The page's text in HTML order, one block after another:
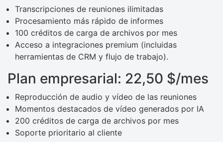
Transcripciones de reuniones ilimitadas
Procesamiento más rápido de informes
100 créditos de carga de archivos por mes
Acceso a integraciones premium (incluidas
herramientas de CRM y flujo de trabajo).
Plan empresarial: 22,50 $/mes
Reproducción de audio y vídeo de las reuniones
Momentos destacados de vídeo generados por IA
200 créditos de carga de archivos por mes
Soporte prioritario al cliente